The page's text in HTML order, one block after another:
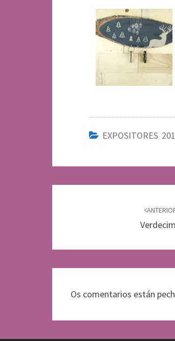
EXPOSITORES
Os comentarios están